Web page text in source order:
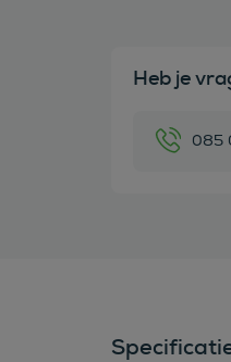
Heb je
085